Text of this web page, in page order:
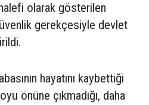
olarak gösterilen
gerekçesiyle devlet
hayatını kaybettiği
önüne çıkmadığı, daha